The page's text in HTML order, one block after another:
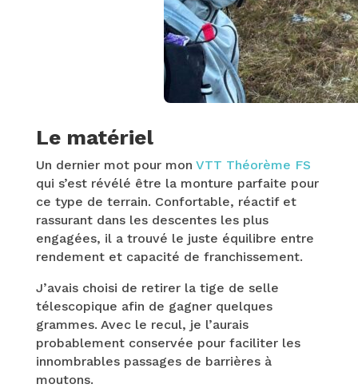
Le matériel
Un dernier mot pour mon VTT Théorème FS
qui s’est révélé être la monture parfaite pour
ce type de terrain. Confortable, réactif et
rassurant dans les descentes les plus
engagées, il a trouvé le juste équilibre entre
rendement et capacité de franchissement.
J’avais choisi de retirer la tige de selle
télescopique afin de gagner quelques
grammes. Avec le recul, je l’aurais
probablement conservée pour faciliter les
innombrables passages de barrières à
moutons.